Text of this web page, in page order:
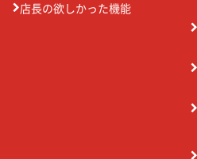
店長の欲しかった機能